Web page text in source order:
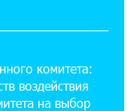
— до
в мобильном
комитета:
воздействия
на выбор